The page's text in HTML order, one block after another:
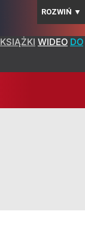
ROZWIŃ ▼
KSIĄŻKI WIDEO DO